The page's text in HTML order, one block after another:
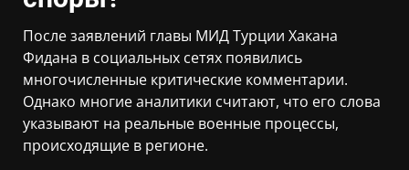
После заявлений главы МИД Турции Хакана
Фидана в социальных сетях появились
многочисленные критические комментарии.
Однако многие аналитики считают, что его слова
указывают на реальные военные процессы,
происходящие в регионе.